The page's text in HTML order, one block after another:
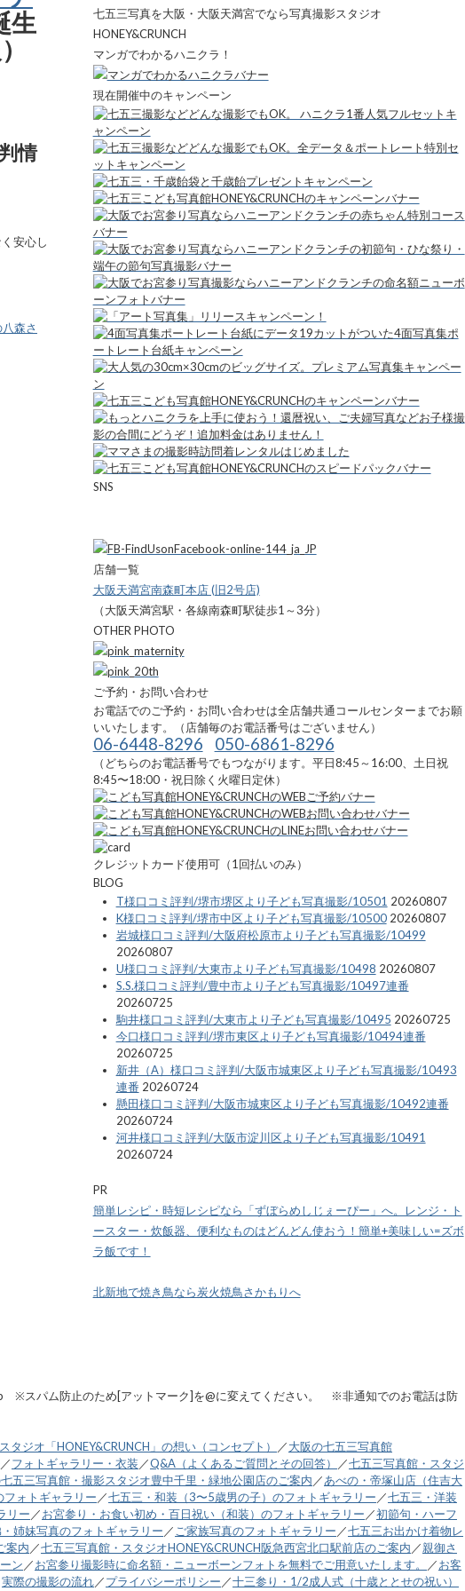
生
情
安心し
森さ
七五三写真を大阪・大阪天満宮でなら写真撮影スタジオ
HONEY&CRUNCH
マンガでわかるハニクラ！
現在開催中のキャンペーン
SNS
店舗一覧
大阪天満宮南森町本店 (旧2号店)
（大阪天満宮駅・各線南森町駅徒歩1～3分）
OTHER PHOTO
ご予約・お問い合わせ
お電話でのご予約・お問い合わせは全店舗共通コールセンターまでお願
いいたします。（店舗毎のお電話番号はございません）
06-6448-8296 050-6861-8296
（どちらのお電話番号でもつながります。平日8:45～16:00、土日祝
8:45〜18:00・祝日除く火曜日定休）
クレジットカード使用可（1回払いのみ）
BLOG
T様口コミ評判/堺市堺区より子ども写真撮影/10501 20260807
K様口コミ評判/堺市中区より子ども写真撮影/10500 20260807
岩城様口コミ評判/大阪府松原市より子ども写真撮影/10499
20260807
U様口コミ評判/大東市より子ども写真撮影/10498 20260807
S.S.様口コミ評判/豊中市より子ども写真撮影/10497連番
20260725
駒井様口コミ評判/大東市より子ども写真撮影/10495 20260725
今口様口コミ評判/堺市東区より子ども写真撮影/10494連番
20260725
新井（A）様口コミ評判/大阪市城東区より子ども写真撮影/10493
連番 20260724
懸田様口コミ評判/大阪市城東区より子ども写真撮影/10492連番
20260724
河井様口コミ評判/大阪市淀川区より子ども写真撮影/10491
20260724
PR
簡単レシピ・時短レシピなら「ずぼらめしじぇーぴー」へ。レンジ・ト
ースター・炊飯器、便利なものはどんどん使おう！簡単+美味しい=ズボ
ラ飯です！
北新地で焼き鳥なら炭火焼鳥さかもりへ
スパム防止のため[アットマーク]を@に変えてください。 ※非通知でのお電話は防
タジオ「HONEY&CRUNCH」の想い（コンセプト） ／大阪の七五三写真館
／フォトギャラリー・衣装 ／Q&A（よくあるご質問とその回答） ／七五三写真館・スタジ
五三写真館・撮影スタジオ豊中千里・緑地公園店のご案内 ／あべの・帝塚山店（住吉大
ォトギャラリー ／七五三・和装（3〜5歳男の子）のフォトギャラリー ／七五三・洋装
リー ／お宮参り・お食い初め・百日祝い（和装）のフォトギャラリー ／初節句・ハーフ
・姉妹写真のフォトギャラリー ／ ご家族写真のフォトギャラリー ／七五三お出かけ着物レ
案内 ／七五三写真館・スタジオHONEY&CRUNCH阪急西宮北口駅前店のご案内 ／親御さ
ン ／お宮参り撮影時に命名額・ニューボーンフォトを無料でご用意いたします。 ／お客
実際の撮影の流れ／プライバシーポリシー ／十三参り・1/2成人式（十歳ととせの祝い）